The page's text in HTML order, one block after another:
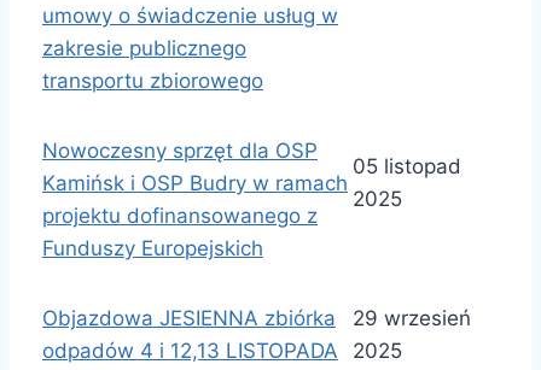
umowy o świadczenie usług w
zakresie publicznego
transportu zbiorowego
Nowoczesny sprzęt dla OSP
Kamińsk i OSP Budry w ramach
projektu dofinansowanego z
Funduszy Europejskich
05 listopad
2025
Objazdowa JESIENNA zbiórka
odpadów 4 i 12,13 LISTOPADA
29 wrzesień
2025